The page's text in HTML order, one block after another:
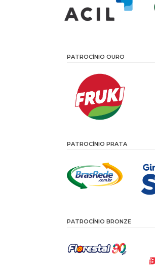
PATROCÍNIO OURO
PATROCÍNIO PRATA
PATROCÍNIO BRONZE